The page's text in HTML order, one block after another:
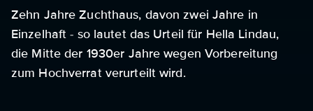
Zehn Jahre Zuchthaus, davon zwei Jahre in
Einzelhaft - so lautet das Urteil für Hella Lindau,
die Mitte der 1930er Jahre wegen Vorbereitung
zum Hochverrat verurteilt wird.